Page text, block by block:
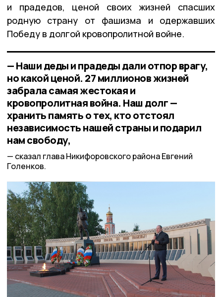
и прадедов, ценой своих жизней спасших
родную страну от фашизма и одержавших
Победу в долгой кровопролитной войне.
— Наши деды и прадеды дали отпор врагу,
но какой ценой. 27 миллионов жизней
забрала самая жестокая и
кровопролитная война. Наш долг —
хранить память о тех, кто отстоял
независимость нашей страны и подарил
нам свободу,
сказал глава Никифоровского района Евгений
Голенков.